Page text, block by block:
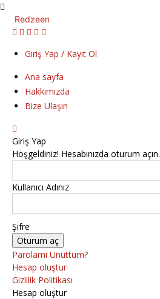
Redzeen
Giriş Yap / Kayıt Ol
Ana sayfa
Hakkımızda
Bize Ulaşın
Giriş Yap
Hoşgeldiniz! Hesabınızda oturum açın.
Kullanıcı Adınız
Şifre
Parolamı Unuttum?
Hesap oluştur
Gizlilik Politikası
Hesap oluştur